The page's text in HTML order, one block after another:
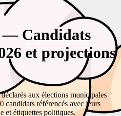
— Candidats
et projections
aux élections municipales
candidats référencés avec leurs
et étiquettes politiques.